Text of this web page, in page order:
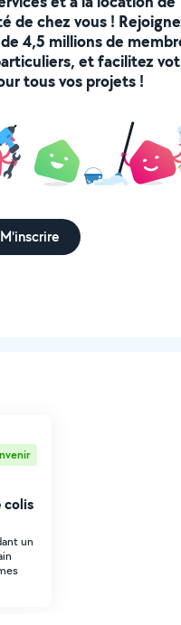
de chez vous !
4,5 millions de
et facilitez
tous vos projets !
M'inscrire
colis
un